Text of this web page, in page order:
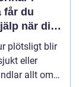
när ditt
plötsligt blir
eller
allt om